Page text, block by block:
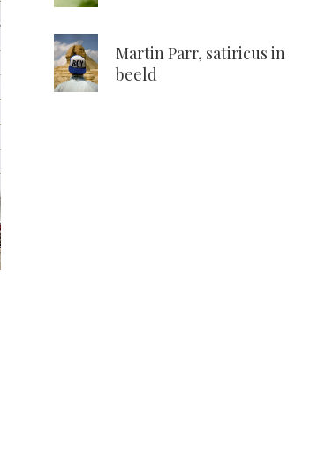
Martin Parr, satiricus in
beeld